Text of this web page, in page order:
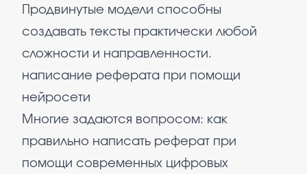
Продвинутые модели способны
создавать тексты практически любой
сложности и направленности.
написание реферата при помощи
нейросети
Многие задаются вопросом: как
правильно написать реферат при
помощи современных цифровых